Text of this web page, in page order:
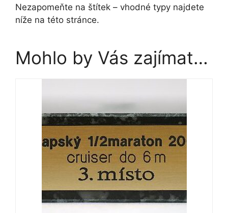
Nezapomeňte na štítek – vhodné typy najdete
níže na této stránce.
Mohlo by Vás zajímat…